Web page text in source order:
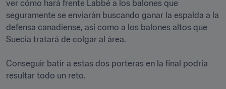
ver cómo hará frente Labbé a los balones que
seguramente se enviarán buscando ganar la espalda a la
defensa canadiense, así como a los balones altos que
Suecia tratará de colgar al área.
Conseguir batir a estas dos porteras en la final podría
resultar todo un reto.